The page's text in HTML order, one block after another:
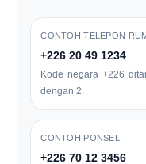
CONTOH TELEPON
+226 20 49 1234
Kode negara +226
dengan2.
CONTOH PONSEL
+226 70 12 3456